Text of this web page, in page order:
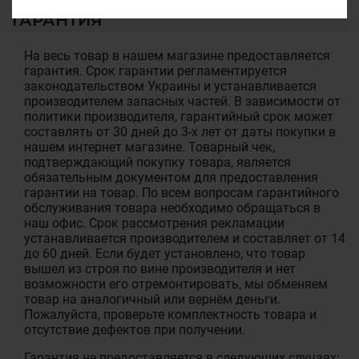
ГАРАНТИЯ
На весь товар в нашем магазине предоставляется
гарантия. Срок гарантии регламентируется
законодательством Украины и устанавливается
производителем запасных частей. В зависимости от
политики производителя, гарантийный срок может
составлять от 30 дней до 3-х лет от даты покупки в
нашем интернет магазине. Товарный чек,
подтверждающий покупку товара, является
обязательным документом для предоставления
гарантии на товар. По всем вопросам гарантийного
обслуживания товара необходимо обращаться в
наш офис. Срок рассмотрения рекламации
устанавливается производителем и составляет от 14
до 60 дней. Если будет установлено, что товар
вышел из строя по вине производителя и нет
возможности его отремонтировать, мы обменяем
товар на аналогичный или вернём деньги.
Пожалуйста, проверьте комплектность товара и
отсутствие дефектов при получении.